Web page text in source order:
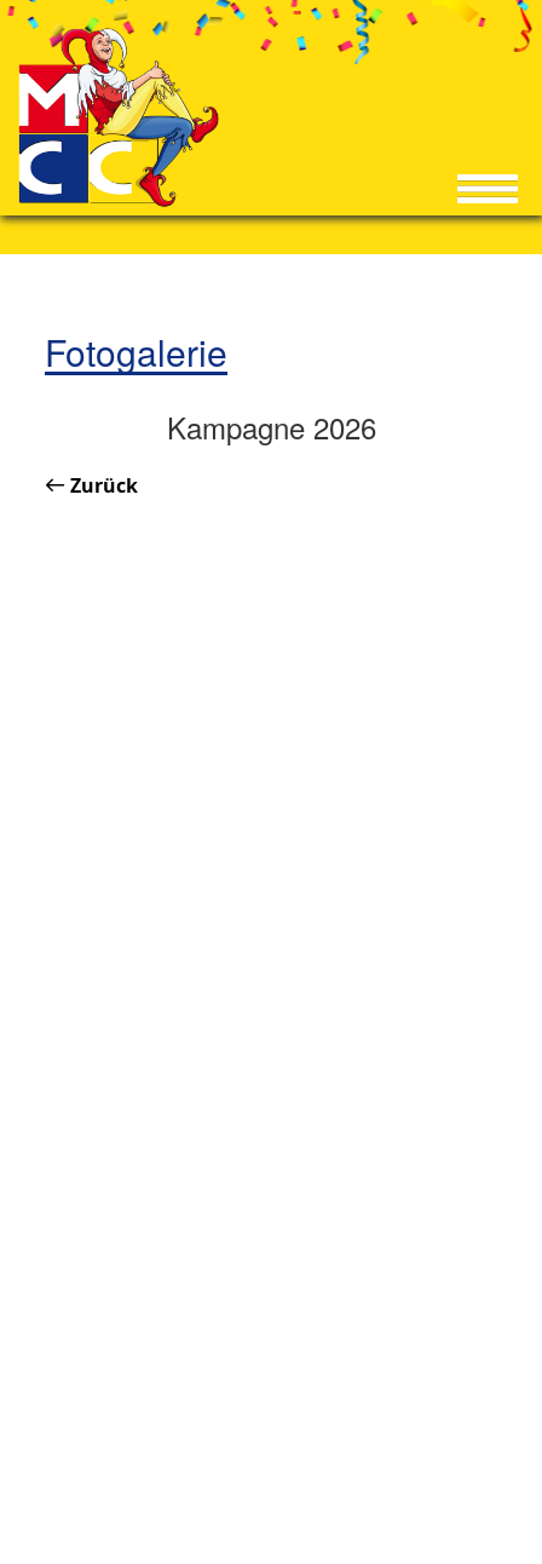
Fotogalerie
Kampagne 2026
Zurück